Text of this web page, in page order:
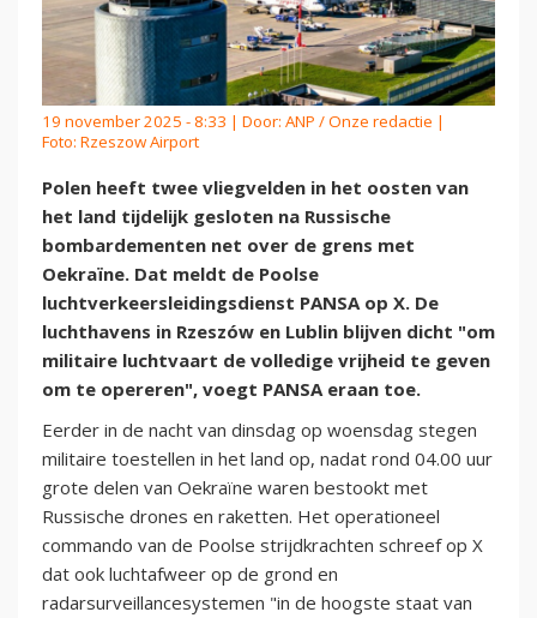
19 november 2025 - 8:33 | Door: ANP / Onze redactie |
Foto: Rzeszow Airport
Polen heeft twee vliegvelden in het oosten van
het land tijdelijk gesloten na Russische
bombardementen net over de grens met
Oekraïne. Dat meldt de Poolse
luchtverkeersleidingsdienst PANSA op X. De
luchthavens in Rzeszów en Lublin blijven dicht "om
militaire luchtvaart de volledige vrijheid te geven
om te opereren", voegt PANSA eraan toe.
Eerder in de nacht van dinsdag op woensdag stegen
militaire toestellen in het land op, nadat rond 04.00 uur
grote delen van Oekraïne waren bestookt met
Russische drones en raketten. Het operationeel
commando van de Poolse strijdkrachten schreef op X
dat ook luchtafweer op de grond en
radarsurveillancesystemen "in de hoogste staat van